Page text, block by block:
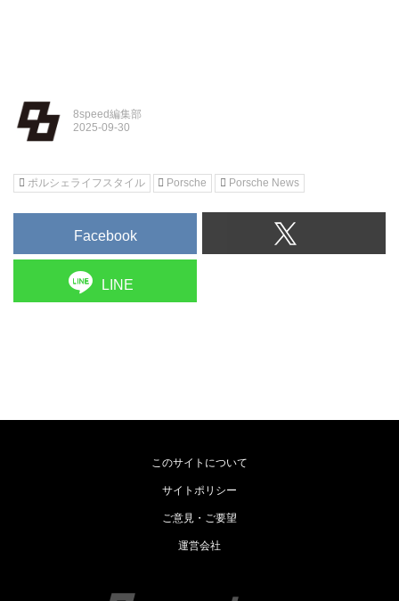
8speed編集部
ポルシェライフスタイル Porsche Porsche News
Facebook
LINE
このサイトについて
サイトポリシー
ご意見・ご要望
運営会社